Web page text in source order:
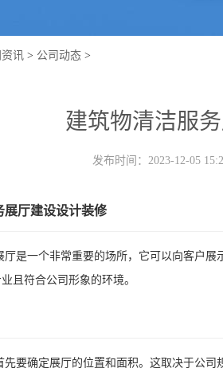
讯 > 公司动态 >
建筑物清洁服
发布时间：2023-12-05
展厅建设设计装修
厅是一个非常重要的场所，它可以向客户
且符合公司形象的环境。
先要确定展厅的位置和面积。这取决于公